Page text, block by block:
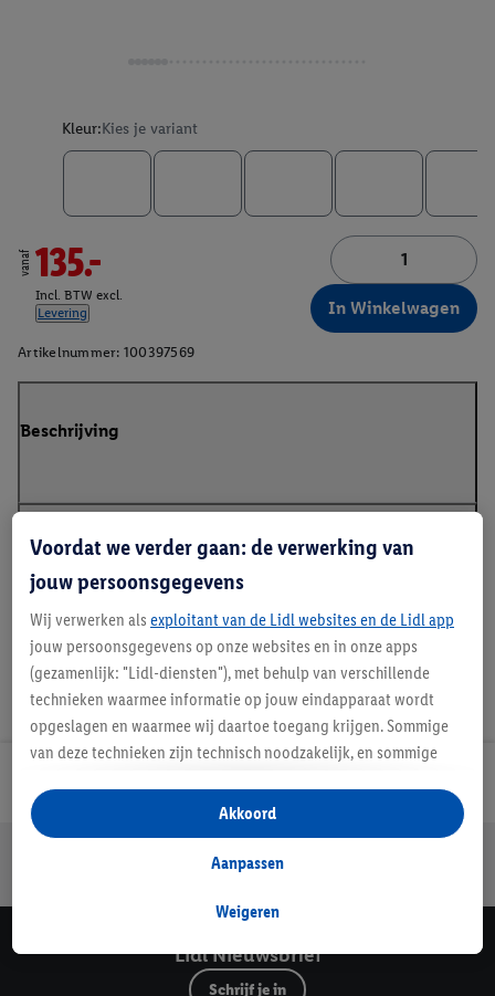
Kleur:Kies je variant
vanaf 135.-
Incl. BTW excl.
Levering
In Winkelwagen
Artikelnummer: 100397569
Beschrijving
Handleidingen en downloads
Veilig winkelen
Lidl Nieuwsbrief
Schrijf je in
Voordat we verder gaan: de verwerking van
jouw persoonsgegevens
Wij verwerken als exploitant van de Lidl websites en de Lidl app
jouw persoonsgegevens op onze websites en in onze apps
(gezamenlijk: "Lidl-diensten"), met behulp van verschillende
technieken waarmee informatie op jouw eindapparaat wordt
opgeslagen en waarmee wij daartoe toegang krijgen. Sommige
van deze technieken zijn technisch noodzakelijk, en sommige
opslaan van voorkeursinstellingen, het verzamelen en
analyseren van statistieken of voor het tonen van
gepersonaliseerde reclame binnen en buiten de Lidl-diensten.
gegevens over jouw aankoopgedrag in de winkel ook voor de
Als je hier toestemming geeft aan ons voor het personaliseren
van reclame en als je vervolgens een Lidl Plus-account
Weigeren
Aanpassen
Akkoord